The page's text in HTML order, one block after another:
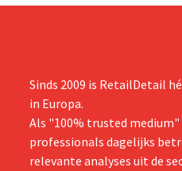
Sinds 2009 is RetailDetail
in Europa.
Als "100% trusted
professionals dagelijks
relevante analyses uit de